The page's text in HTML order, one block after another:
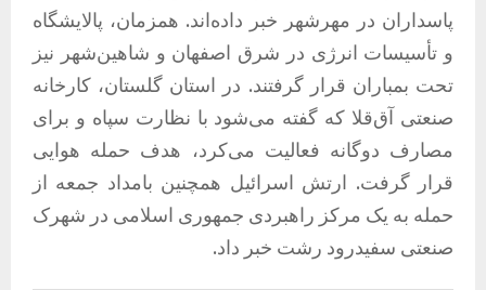
پاسداران در مهرشهر خبر داده‌اند. همزمان، پالایشگاه
و تأسیسات انرژی در شرق اصفهان و شاهین‌شهر نیز
تحت بمباران قرار گرفتند. در استان گلستان، کارخانه
صنعتی آق‌قلا که گفته می‌شود با نظارت سپاه و برای
مصارف دوگانه فعالیت می‌کرد، هدف حمله هوایی
قرار گرفت. ارتش اسرائیل همچنین بامداد جمعه از
حمله به یک مرکز راهبردی جمهوری اسلامی در شهرک
صنعتی سفیدرود رشت خبر داد.